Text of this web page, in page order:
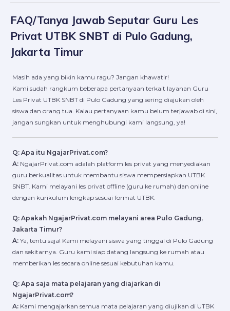
FAQ/Tanya Jawab Seputar Guru Les
Privat UTBK SNBT di Pulo Gadung,
Jakarta Timur
Masih ada yang bikin kamu ragu? Jangan khawatir!
Kami sudah rangkum beberapa pertanyaan terkait layanan Guru
Les Privat UTBK SNBT di Pulo Gadung yang sering diajukan oleh
siswa dan orang tua. Kalau pertanyaan kamu belum terjawab di sini,
jangan sungkan untuk menghubungi kami langsung, ya!
Q: Apa itu NgajarPrivat.com?
A:NgajarPrivat.com adalah platform les privat yang menyediakan
guru berkualitas untuk membantu siswa mempersiapkan UTBK
SNBT. Kami melayani les privat offline (guru ke rumah) dan online
dengan kurikulum lengkap sesuai format UTBK.
Q: Apakah NgajarPrivat.com melayani area Pulo Gadung,
Jakarta Timur?
A:Ya, tentu saja! Kami melayani siswa yang tinggal di Pulo Gadung
dan sekitarnya. Guru kami siap datang langsung ke rumah atau
memberikan les secara online sesuai kebutuhan kamu.
Q: Apa saja mata pelajaran yang diajarkan di
NgajarPrivat.com?
A:Kami mengajarkan semua mata pelajaran yang diujikan di UTBK